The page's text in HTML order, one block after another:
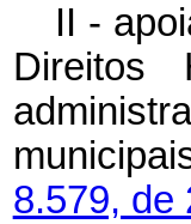
II -
Direitos
8.579, de